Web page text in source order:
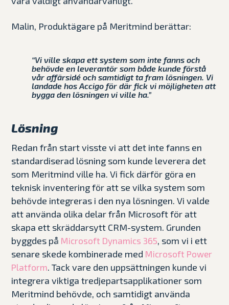
Malin, Produktägare på Meritmind berättar:
“Vi ville skapa ett system som inte fanns och
behövde en leverantör som både kunde förstå
vår affärsidé och samtidigt ta fram lösningen. Vi
landade hos Accigo för där fick vi möjligheten att
bygga den lösningen vi ville ha.”
Lösning
Redan från start visste vi att det inte fanns en
standardiserad lösning som kunde leverera det
som Meritmind ville ha. Vi fick därför göra en
teknisk inventering för att se vilka system som
behövde integreras i den nya lösningen. Vi valde
att använda olika delar från Microsoft för att
skapa ett skräddarsytt CRM-system. Grunden
byggdes på Microsoft Dynamics 365, som vi i ett
senare skede kombinerade med Microsoft Power
Platform. Tack vare den uppsättningen kunde vi
integrera viktiga tredjepartsapplikationer som
Meritmind behövde, och samtidigt använda